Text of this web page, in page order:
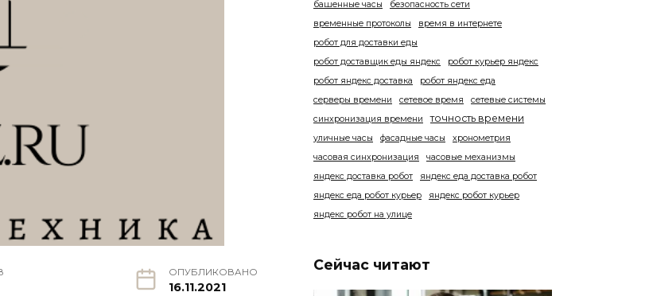
ОПУБЛИКОВАНО
16.11.2021
башенные часы
безопасность сети
временные протоколы
время в интернете
робот для доставки еды
робот доставщик еды яндекс
робот курьер яндекс
робот яндекс доставка
робот яндекс еда
серверы времени
сетевое время
сетевые системы
синхронизация времени
точность времени
уличные часы фасадные часы
хронометрия
часовая синхронизация
часовые механизмы
яндекс доставка робот
яндекс еда доставка робот
яндекс еда робот курьер
яндекс робот курьер
яндекс робот на улице
Сейчас читают